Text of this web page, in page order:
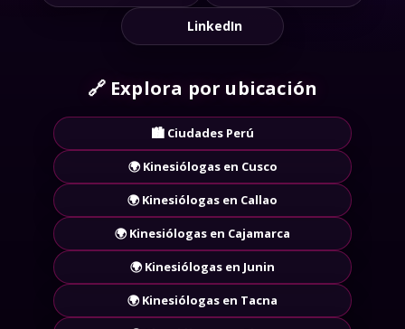
Twitter (X) Telegram
Explora por ubicación
🏙️ Ciudades Perú
🌍 Kinesiólogas en Cusco
🌍 Kinesiólogas en Callao
🌍 Kinesiólogas en Cajamarca
🌍 Kinesiólogas en Junin